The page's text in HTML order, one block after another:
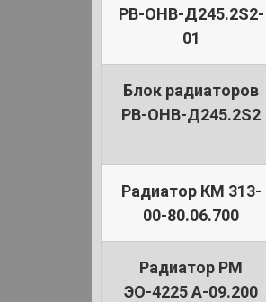
РВ-ОНВ-Д245.2S2-
01
Блок радиаторов
РВ-ОНВ-Д245.2S2
Радиатор КМ 313-
00-80.06.700
Радиатор РМ
ЭО-4225 А-09.200